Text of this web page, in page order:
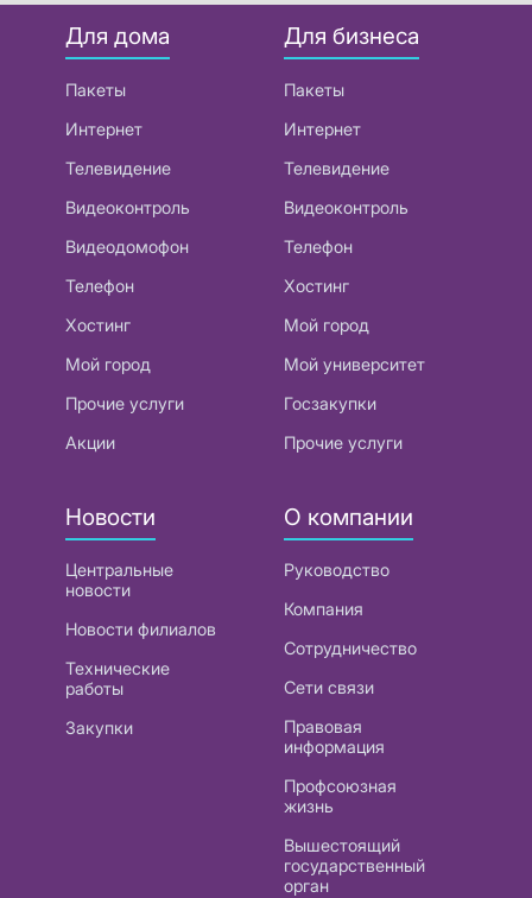
Для дома
Пакеты
Интернет
Телевидение
Видеоконтроль
Видеодомофон
Телефон
Хостинг
Мой город
Прочие услуги
Акции
Для бизнеса
Пакеты
Интернет
Телевидение
Видеоконтроль
Телефон
Хостинг
Мой город
Мой университет
Госзакупки
Прочие услуги
Новости
Центральные
новости
Новости филиалов
Технические
работы
Закупки
О компании
Руководство
Компания
Сотрудничество
Сети связи
Правовая
информация
Профсоюзная
жизнь
Вышестоящий
государственный
орган